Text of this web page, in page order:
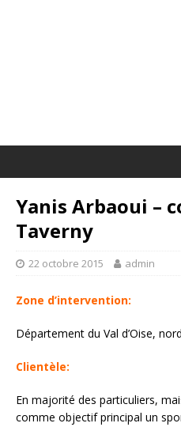
Yanis Arbaoui –
Taverny
22 octobre 2015 admin
Zone d’intervention:
Département du Val d’Oise,
Clientèle:
En majorité des particuliers,
comme objectif principal un